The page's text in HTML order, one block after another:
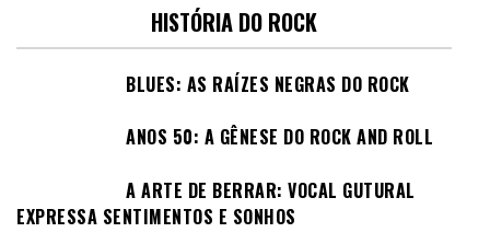
HISTÓRIA DO ROCK
BLUES: AS RAÍZES NEGRAS DO ROCK
ANOS 50: A GÊNESE DO ROCK AND ROLL
A ARTE DE BERRAR: VOCAL GUTURAL
EXPRESSA SENTIMENTOS E SONHOS